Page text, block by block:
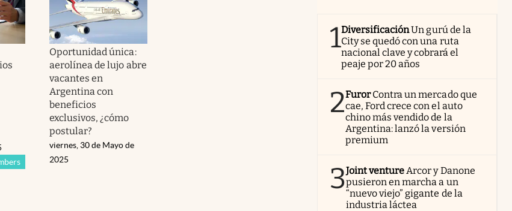
Oportunidad única:
aerolínea de lujo abre
vacantes en
Argentina con
beneficios
exclusivos, ¿cómo
postular?
viernes, 30 de Mayo de
2025
1DiversificaciónUn gurú de la
City se quedó con una ruta
nacional clave y cobrará el
peaje por 20 años
2Furor Contra un mercado que
cae, Ford crece con el auto
chino más vendido de la
Argentina: lanzó la versión
premium
3Joint ventureArcor y Danone
pusieron en marcha a un
“nuevo viejo” gigante de la
industria láctea